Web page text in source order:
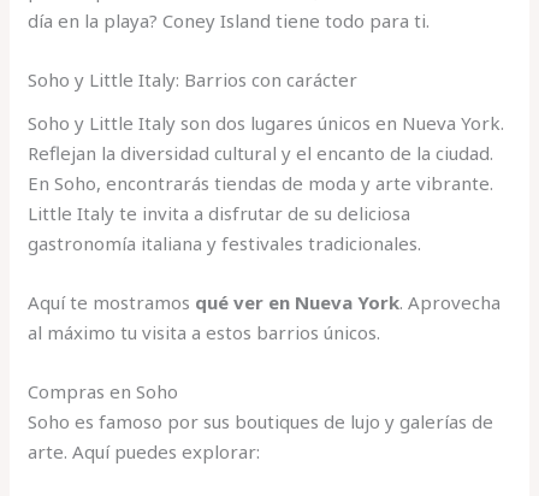
día en la playa? Coney Island tiene todo para ti.
Soho y Little Italy: Barrios con carácter
Soho y Little Italy son dos lugares únicos en Nueva York.
Reflejan la diversidad cultural y el encanto de la ciudad.
En Soho, encontrarás tiendas de moda y arte vibrante.
Little Italy te invita a disfrutar de su deliciosa
gastronomía italiana y festivales tradicionales.
Aquí te mostramos qué ver en Nueva York. Aprovecha
al máximo tu visita a estos barrios únicos.
Compras en Soho
Soho es famoso por sus boutiques de lujo y galerías de
arte. Aquí puedes explorar: